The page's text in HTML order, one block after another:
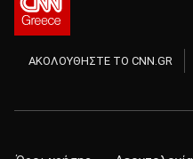
ΑΚΟΛΟΥΘΗΣΤΕ ΤΟ CNN.GR